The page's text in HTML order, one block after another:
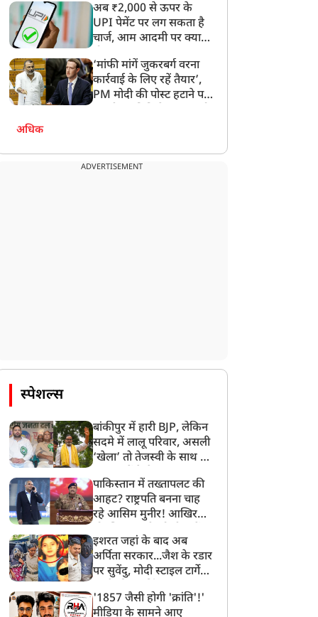
LPG: 1 मई से सिलेंडर
महंगा? जानिए गैस कनेक्शन
और बुकिंग पर क्या हुए नए
लागू
VIP कल्चर को खत्म करने की
बदलाव
अब ₹2,000 से ऊपर के
UPI पेमेंट पर लग सकता है
चार्ज, आम आदमी पर क्या
‘मांफी मांगें जुकरबर्ग वरना
कार्रवाई के लिए रहें तैयार’,
PM मोदी की पोस्ट हटाने पर
अधिक
ADVERTISEMENT
स्पेशल्स
बांकीपुर में हारी BJP, लेकिन
सदमे में लालू परिवार, असली
‘खेला’ तो तेजस्वी के साथ हो
पाकिस्तान में तख्तापलट की
आहट? राष्ट्रपति बनना चाह
रहे आसिम मुनीर! आखिर
बनाया मोहरा?
इशरत जहां के बाद अब
अर्पिता सरकार...जैश के रडार
पर सुवेंदु, मोदी स्टाइल टार्गेट
बड़ा एक्शन!
'1857 जैसी होगी 'क्रांति'!'
मीडिया के सामने आए